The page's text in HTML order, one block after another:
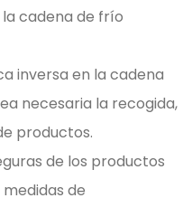
cadena de frío
inversa en la cadena
necesaria la recogida,
productos.
de los productos
de